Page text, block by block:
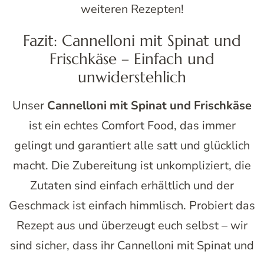
weiteren Rezepten!
Fazit: Cannelloni mit Spinat und
Frischkäse – Einfach und
unwiderstehlich
Unser Cannelloni mit Spinat und Frischkäse
ist ein echtes Comfort Food, das immer
gelingt und garantiert alle satt und glücklich
macht. Die Zubereitung ist unkompliziert, die
Zutaten sind einfach erhältlich und der
Geschmack ist einfach himmlisch. Probiert das
Rezept aus und überzeugt euch selbst – wir
sind sicher, dass ihr Cannelloni mit Spinat und